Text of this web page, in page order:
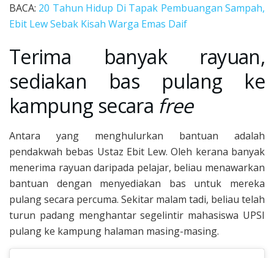
BACA: 20 Tahun Hidup Di Tapak Pembuangan Sampah,
Ebit Lew Sebak Kisah Warga Emas Daif
Terima banyak rayuan,
sediakan bas pulang ke
kampung secara free
Antara yang menghulurkan bantuan adalah
pendakwah bebas Ustaz Ebit Lew. Oleh kerana banyak
menerima rayuan daripada pelajar, beliau menawarkan
bantuan dengan menyediakan bas untuk mereka
pulang secara percuma. Sekitar malam tadi, beliau telah
turun padang menghantar segelintir mahasiswa UPSI
pulang ke kampung halaman masing-masing.